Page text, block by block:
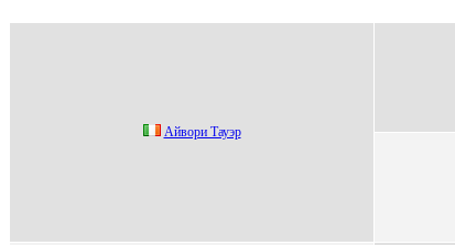
Айвopи Тауэp